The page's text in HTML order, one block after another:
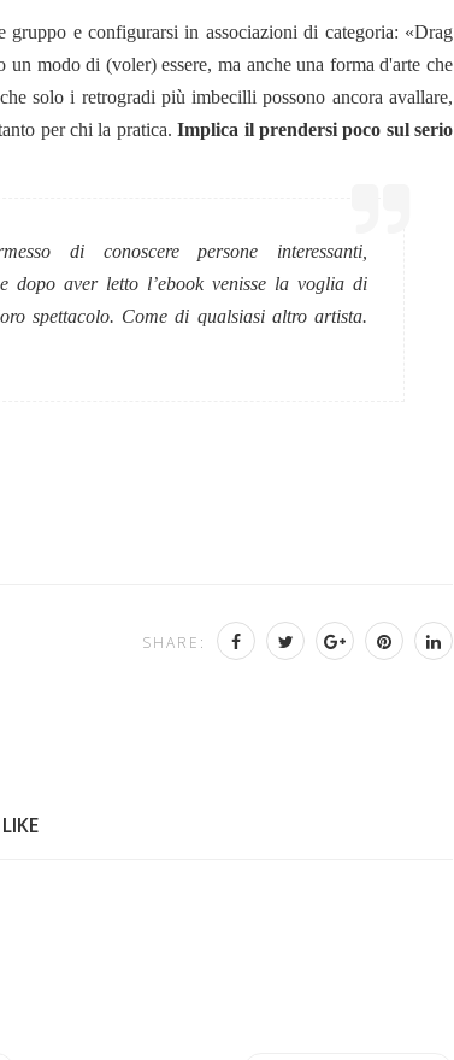
e configurarsi in associazioni di categoria: «Drag
un modo di (voler) essere, ma anche una forma d'arte che
solo i retrogradi più imbecilli possono ancora avallare,
per chi la pratica.Implica il prendersi poco sul serio
di conoscere persone interessanti,
aver letto l’ebook venisse la voglia di
spettacolo. Come di qualsiasi altro artista.
SHARE: